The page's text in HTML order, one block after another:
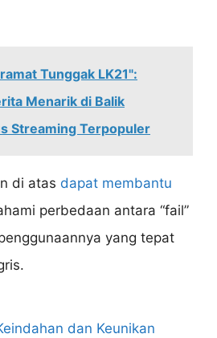
Tunggak LK21":
Menarik di Balik
Streaming Terpopuler
di atas dapat membantu
perbedaan antara “fail”
yang tepat
dan Keunikan